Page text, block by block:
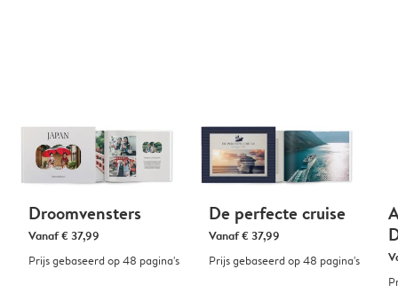
Droomvensters
Vanaf€ 37,99
Prijs gebaseerd op 48 pagina's
De perfecte cruise
Vanaf€ 37,99
Prijs gebaseerd op 48 pagina's